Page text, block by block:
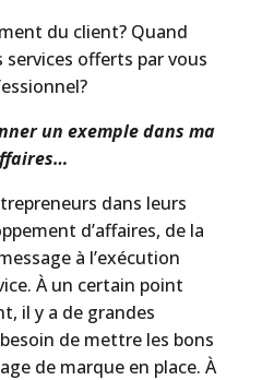
du client? Quand
offerts par vous
un exemple dans ma
dans leurs
d’affaires, de la
à l’exécution
À un certain point
il y a de grandes
de mettre les bons
de marque en place. À